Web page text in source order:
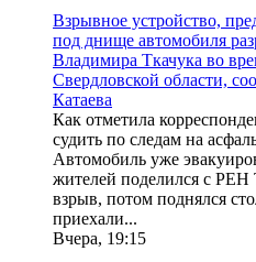
Взрывное устройство,
под днище автомобиля
Владимира Ткачука во
Свердловской области,
Катаева
Как отметила
судить по следам на
Автомобиль уже
жителей поделился с РЕН
взрыв, потом поднялся
приехали...
Вчера, 19:15